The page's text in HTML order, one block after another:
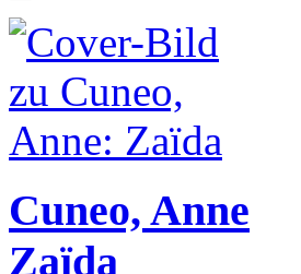
Cuneo, Anne
Zaïda